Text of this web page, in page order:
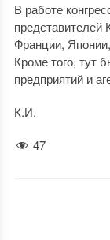
В работе
Франции,
Кроме того, тут
предприятий и
К.И.
47